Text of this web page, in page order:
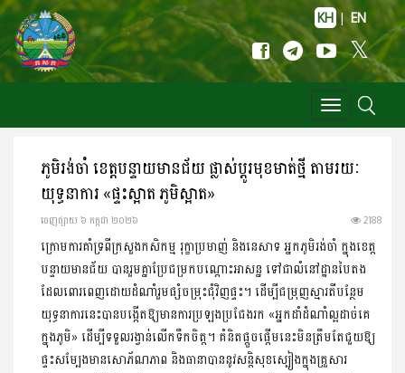
KH | EN
Toggle
navigation
ភូមិរង់ចាំ ខេត្តបន្ទាយមានជ័យ ផ្លាស់ប្តូរមុខមាត់ថ្មី តាមរយៈ
យុទ្ធនាការ «ផ្ទះស្អាត ភូមិស្អាត»
ចេញ​ផ្សាយ​ ៦ កក្កដា ២០២៦ 2188
ក្រោមការគាំទ្រពីក្រសួងកសិកម្ម រុក្ខាប្រមាញ់ និងនេសាទ អ្នកភូមិរង់ចាំ ក្នុងខេត្ត
បន្ទាយមានជ័យ បានរួមគ្នាប្រែជម្រកបណ្តោះអាសន្ន ទៅជាលំនៅដ្ឋានបៃតង
ដែលពោរពេញដោយដំណាំរួមផ្សំចម្រុះជុំវិញផ្ទះ។ ដើម្បីជម្រុញស្មារតីបន្ថែម
យុទ្ធនាការនេះបានបង្កើតឱ្យមានការប្រឡងប្រជែងរក «អ្នកដាំដំណាំល្អដាច់គេ
ក្នុងភូមិ» ដើម្បីទទួលរង្វាន់លើកទឹកចិត្ត។ គំនិតផ្តួចផ្តើមនេះមិនត្រឹមតែជួយឱ្យ
ផ្ទះសម្បែងមានសោភ័ណភាព និងធានាបាននូវសន្តិសុខស្បៀងក្នុងគ្រួសារ